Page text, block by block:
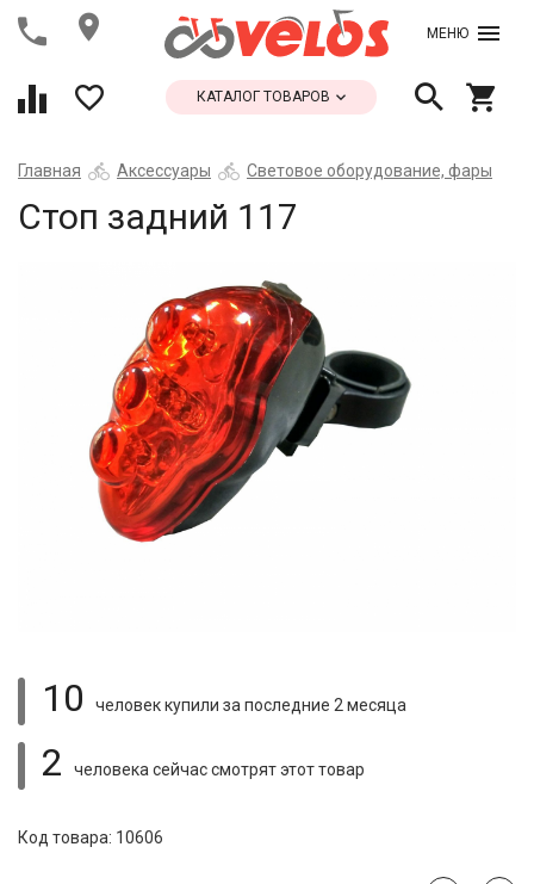
МЕНЮ
КАТАЛОГ ТОВАРОВ
Главная Аксессуары Световое оборудование, фары
Стоп задний 117
10 человек купили за последние 2 месяца
2 человека сейчас смотрятэтот товар
Код товара: 10606